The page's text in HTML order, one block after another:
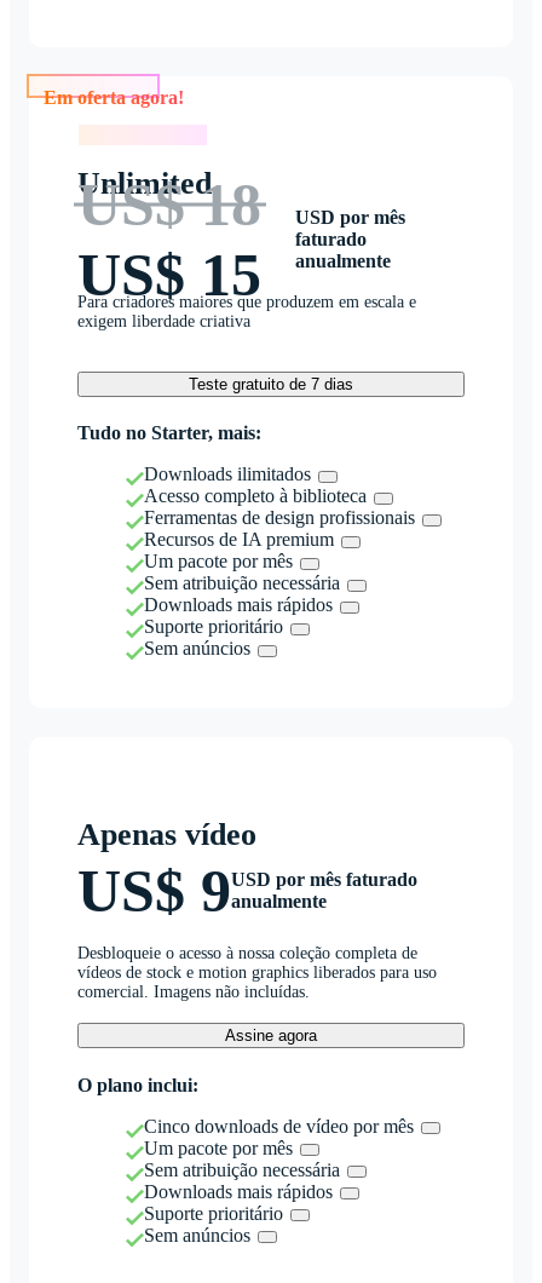
Unlimited
US$ 18
US$ 15
USD por mês
faturado
anualmente
Para criadores maiores que produzem em escala e
exigem liberdade criativa
Teste gratuito de 7 dias
Tudo no Starter, mais:
Downloads ilimitados
Acesso completo à biblioteca
Ferramentas de design profissionais
Recursos de IA premium
Um pacote por mês
Sem atribuição necessária
Downloads mais rápidos
Suporte prioritário
Sem anúncios
Apenas vídeo
US$ 9USD por mês faturado
anualmente
Desbloqueie o acesso à nossa coleção completa de
vídeos de stock e motion graphics liberados para uso
comercial. Imagens não incluídas.
Assine agora
O plano inclui:
Cinco downloads de vídeo por mês
Um pacote por mês
Sem atribuição necessária
Downloads mais rápidos
Suporte prioritário
Sem anúncios